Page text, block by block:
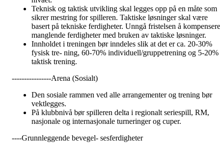
Teknisk og taktisk utvikling skal legges opp på en måte som
sikrer mestring for spilleren. Taktiske løsninger skal være
basert på tekniske ferdigheter. Unngå fristelsen å kompensere
manglende ferdigheter med bruken av taktiske løsninger.
Innholdet i treningen bør inndeles slik at det er ca. 20-30%
fysisk tre- ning, 60-70% individuell/gruppetrening og 5-20%
taktisk trening.
----------------Arena (Sosialt)
Den sosiale rammen ved alle arrangementer og trening bør
vektlegges.
På klubbnivå bør spilleren delta i regionalt seriespill, RM,
nasjonale og internasjonale turneringer og cuper.
----Grunnleggende bevegel- sesferdigheter